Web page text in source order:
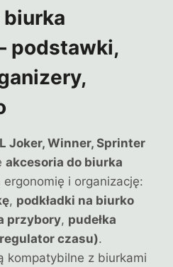
podstawki,
Joker, Winner, Sprinter
akcesoria do biurka
ergonomię i organizację:
, podkładki na biurko
przybory, pudełka
czasu).
kompatybilne z biurkami